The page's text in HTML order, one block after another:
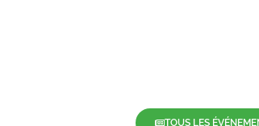
TOUS LES